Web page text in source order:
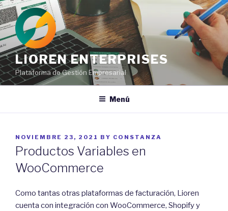
Ir
al
contenido
LIOREN ENTERPRISES
Plataforma de Gestión Empresarial
Menú
POSTED
ON
NOVIEMBRE 23, 2021 BY CONSTANZA
Productos Variables en
WooCommerce
Como tantas otras plataformas de facturación, Lioren
cuenta con integración con WooCommerce, Shopify y